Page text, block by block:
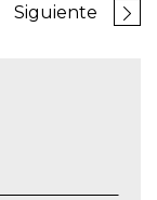
Siguiente